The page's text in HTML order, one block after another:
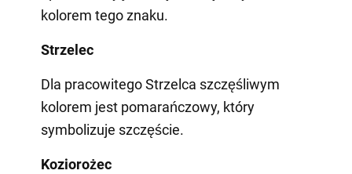
kolorem tego znaku.
Strzelec
Dla pracowitego Strzelca szczęśliwym
kolorem jest pomarańczowy, który
symbolizuje szczęście.
Koziorożec